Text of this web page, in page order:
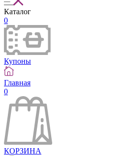
Каталог
0
Купоны
Главная
0
КОРЗИНА